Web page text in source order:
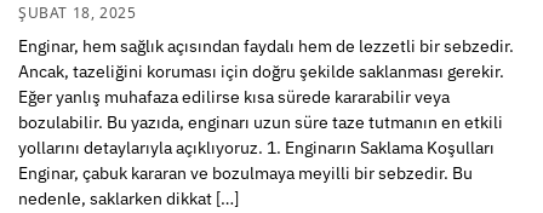
ŞUBAT 18, 2025
Enginar, hem sağlık açısından faydalı hem de lezzetli bir sebzedir.
Ancak, tazeliğini koruması için doğru şekilde saklanması gerekir.
Eğer yanlış muhafaza edilirse kısa sürede kararabilir veya
bozulabilir. Bu yazıda, enginarı uzun süre taze tutmanın en etkili
yollarını detaylarıyla açıklıyoruz. 1. Enginarın Saklama Koşulları
Enginar, çabuk kararan ve bozulmaya meyilli bir sebzedir. Bu
nedenle, saklarken dikkat […]